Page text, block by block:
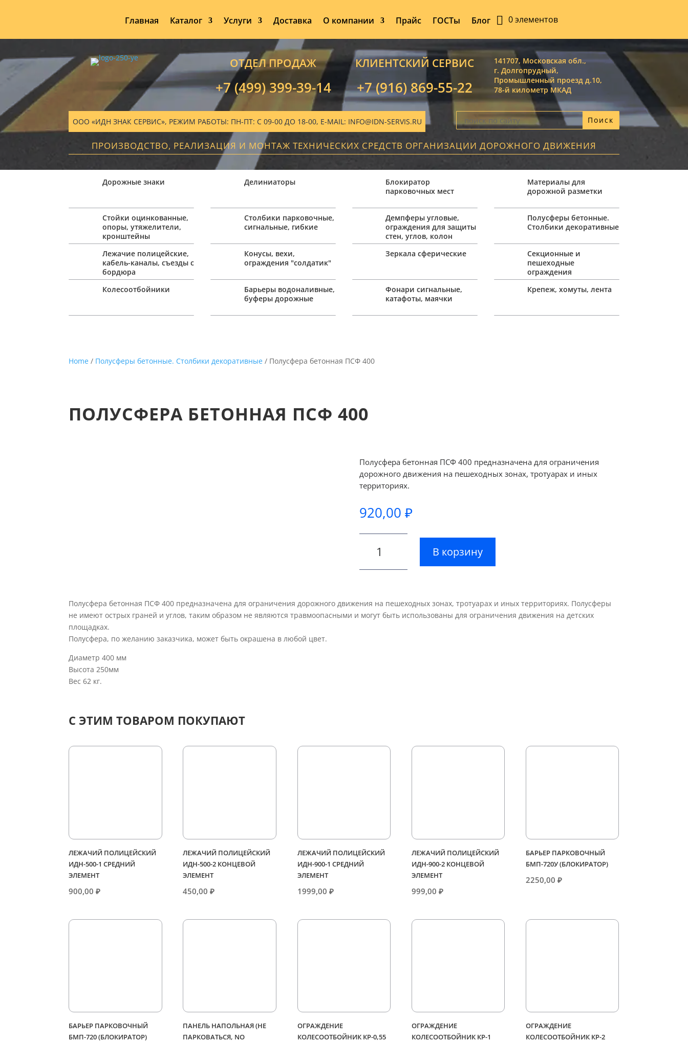
Главная Каталог Услуги Доставка О компании Прайс ГОСТы Блог 0 элементов
ОТДЕЛ ПРОДАЖ
+7 (499) 399-39-14
КЛИЕНТСКИЙ СЕРВИС
+7 (916) 869-55-22
141707, Московская обл.,
г. Долгопрудный,
Промышленный проезд д.10,
78-й километр МКАД
ООО «ИДН ЗНАК СЕРВИС», РЕЖИМ РАБОТЫ: ПН-ПТ: С 09-00 ДО 18-00, E-MAIL: INFO@IDN-SERVIS.RU
ПРОИЗВОДСТВО, РЕАЛИЗАЦИЯ И МОНТАЖ ТЕХНИЧЕСКИХ СРЕДСТВ ОРГАНИЗАЦИИ ДОРОЖНОГО ДВИЖЕНИЯ
Дорожные знаки
Стойки оцинкованные,
опоры, утяжелители,
кронштейны
Лежачие полицейские,
кабель-каналы, съезды с
бордюра
Колесоотбойники
Делиниаторы
Столбики парковочные,
сигнальные, гибкие
Конусы, вехи,
ограждения "солдатик"
Барьеры водоналивные,
буферы дорожные
Блокиратор
парковочных мест
Демпферы угловые,
ограждения для защиты
стен, углов, колон
Зеркала сферические
Фонари сигнальные,
катафоты, маячки
Материалы для
дорожной разметки
Полусферы бетонные.
Столбики декоративные
Секционные и
пешеходные
ограждения
Крепеж, хомуты, лента
Home / Полусферы бетонные. Столбики декоративные / Полусфера бетонная ПСФ 400
ПОЛУСФЕРА БЕТОННАЯ ПСФ 400
Полусфера бетонная ПСФ 400 предназначена для ограничения
дорожного движения на пешеходных зонах, тротуарах и иных
территориях.
920,00 ₽
товара
В корзину
Полусфера бетонная ПСФ 400 предназначена для ограничения дорожного движения на пешеходных зонах, тротуарах и иных территориях. Полусферы
не имеют острых граней и углов, таким образом не являются травмоопасными и могут быть использованы для ограничения движения на детских
площадках.
Полусфера, по желанию заказчика, может быть окрашена в любой цвет.
Диаметр 400 мм
Высота 250мм
Вес 62 кг.
С ЭТИМ ТОВАРОМ ПОКУПАЮТ
ЛЕЖАЧИЙ ПОЛИЦЕЙСКИЙ
ИДН-500-1 СРЕДНИЙ
ЭЛЕМЕНТ
900,00₽
ЛЕЖАЧИЙ ПОЛИЦЕЙСКИЙ
ИДН-500-2 КОНЦЕВОЙ
ЭЛЕМЕНТ
450,00₽
ЛЕЖАЧИЙ ПОЛИЦЕЙСКИЙ
ИДН-900-1 СРЕДНИЙ
ЭЛЕМЕНТ
1999,00 ₽
ЛЕЖАЧИЙ ПОЛИЦЕЙСКИЙ
ИДН-900-2 КОНЦЕВОЙ
ЭЛЕМЕНТ
999,00 ₽
БАРЬЕР ПАРКОВОЧНЫЙ
БМП-720У (БЛОКИРАТОР)
2250,00 ₽
БАРЬЕР ПАРКОВОЧНЫЙ
БМП-720 (БЛОКИРАТОР)
ПАНЕЛЬ НАПОЛЬНАЯ (НЕ
ПАРКОВАТЬСЯ, NO
ОГРАЖДЕНИЕ
КОЛЕСООТБОЙНИК КР-0,55
ОГРАЖДЕНИЕ
КОЛЕСООТБОЙНИК КР-1
ОГРАЖДЕНИЕ
КОЛЕСООТБОЙНИК КР-2